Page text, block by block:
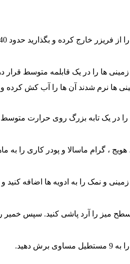
فریزر خارج کرده و بگذارید حدود 40 دقیقه در دمای اتاق بماند.
ها را در یک قابلمه متوسط ​​قرار
ها نرم شدند آن ها را آب کش کرده و
در یک تابه بزرگ روی حرارت متوسط ​​گرم کنید.
، گرام ماسالا و پودر کاری را به ماهیتابه اضافه
و نمک را به ادویه ها اضافه کنید و به مدت ۳ دقیقه
میز را آرد پاشی کنید. سپس خمیر
برش دهید.